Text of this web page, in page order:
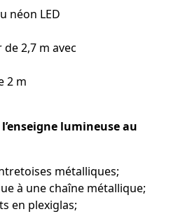
néon LED
2,7 m avec
2 m
lumineuse au
métalliques;
à une chaîne métallique;
en plexiglas;